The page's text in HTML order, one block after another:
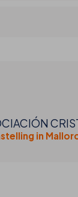
in